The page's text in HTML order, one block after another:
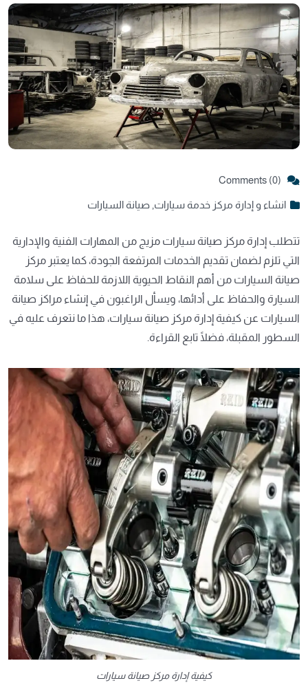
انشاء و إدارة مركز خدمة سيارات صيانة السيارات
تتطلب إدارة مركز صيانة سيارات مزيج من المهارات الفنية والإدارية
التي تلزم لضمان تقديم الخدمات المرتفعة الجودة، كما يعتبر مركز
صيانة السيارات من أهم النقاط الحيوية اللازمة للحفاظ على سلامة
السيارة والحفاظ على أدائها، ويسأل الراغبون في إنشاء مراكز صيانة
السيارات عن كيفية إدارة مركز صيانة سيارات، هذا ما نتعرف عليه في
السطور المقبلة، فضلًا تابع القراءة.
كيفية إدارة مركز صيانة سيارات